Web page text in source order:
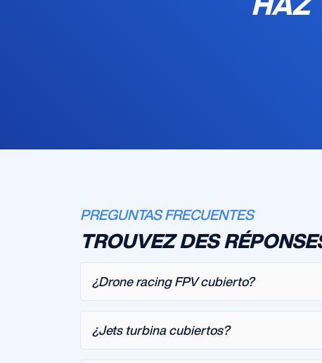
PREGUNTAS FRECUENTES
TROUVEZ DES
¿Drone racing FPV cubierto?
¿Jets turbina cubiertos?